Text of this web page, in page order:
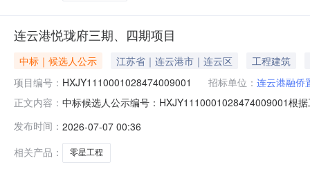
连云港悦珑府三期、四期项目
中标｜候选人公示 江苏省｜连云港市｜连云区
工程建筑
项目编号： HXJY1110001028474009001 招标单位： 连云港融侨
正文内容： 中标候选人公示编号：HXJY1110001028474009001根
目负责人（项目经理）：吴建兵。工期：365日历天（各
称：连云港市建通建设
发布时间： 2026-07-07 00:36
相关产品：
零星工程